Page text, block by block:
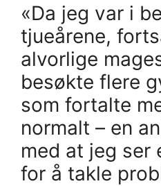
«Da jeg var i
tjueårene,
alvorlige
besøkte flere
som fortalte
normalt – en
med at jeg ser
for å takle